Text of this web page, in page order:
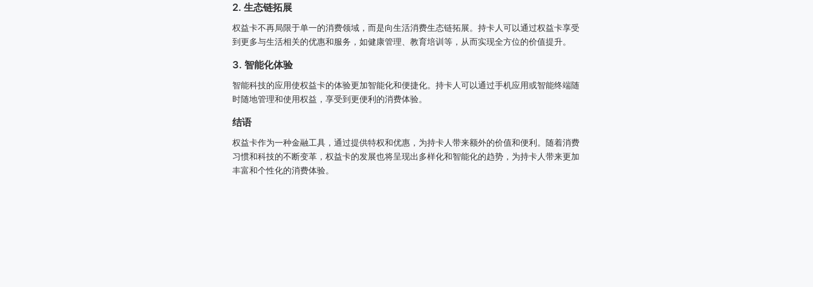
2. 生态链拓展
权益卡不再局限于单一的消费领域，而是向生活消费生态链拓展。持卡人可以通过权益卡享受
到更多与生活相关的优惠和服务，如健康管理、教育培训等，从而实现全方位的价值提升。
3. 智能化体验
智能科技的应用使权益卡的体验更加智能化和便捷化。持卡人可以通过手机应用或智能终端随
时随地管理和使用权益，享受到更便利的消费体验。
结语
权益卡作为一种金融工具，通过提供特权和优惠，为持卡人带来额外的价值和便利。随着消费
习惯和科技的不断变革，权益卡的发展也将呈现出多样化和智能化的趋势，为持卡人带来更加
丰富和个性化的消费体验。